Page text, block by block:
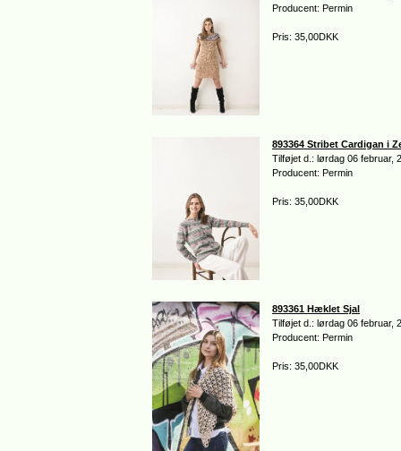
Producent: Permin
Pris: 35,00DKK
893364 Stribet Cardigan i
Tilføjet d.: lørdag 06 februar,
Producent: Permin
Pris: 35,00DKK
893361 Hæklet Sjal
Tilføjet d.: lørdag 06 februar,
Producent: Permin
Pris: 35,00DKK